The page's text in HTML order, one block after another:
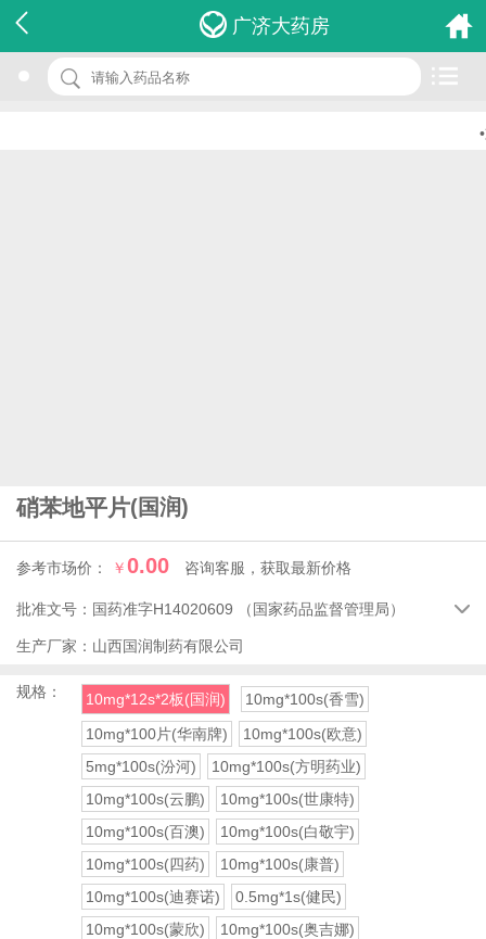
广济大药房
•
硝苯地平片(国润)
参考市场价： ￥0.00 咨询客服，获取最新价格
名 称：硝苯地平片
品 牌：(国润)
批准文号： 国药准字H14020609 （国家药品监督管理局） 
生产厂家： 山西国润制药有限公司
规格： 10mg*12s*2板(国润)
10mg*100s(香雪)
10mg*100片(华南牌)
10mg*100s(欧意)
5mg*100s(汾河)
10mg*100s(方明药业)
10mg*100s(云鹏)
10mg*100s(世康特)
10mg*100s(百澳)
10mg*100s(白敬宇)
10mg*100s(四药)
10mg*100s(康普)
10mg*100s(迪赛诺)
0.5mg*1s(健民)
10mg*100s(蒙欣)
10mg*100s(奥吉娜)